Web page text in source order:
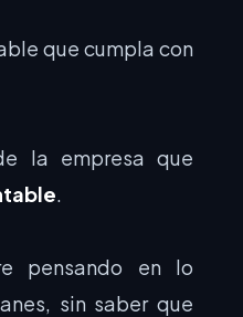
que cumpla con
la empresa que
.
pensando en lo
sin saber que